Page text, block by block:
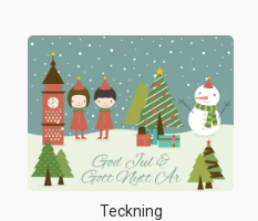
Teckning